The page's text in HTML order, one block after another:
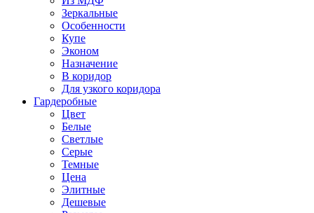
Зеркальные
Особенности
Купе
Эконом
Назначение
В коридор
Для узкого коридора
Гардеробные
Цвет
Белые
Светлые
Серые
Темные
Цена
Элитные
Дешевые